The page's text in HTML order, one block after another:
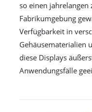
so einen jahrelangen
Fabrikumgebung
Verfügbarkeit in
Gehäusematerialien
diese Displays
Anwendungsfälle